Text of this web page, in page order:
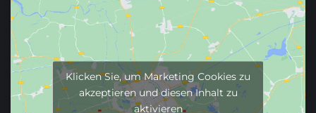
Klicken Sie, um Marketing Cookies zu
akzeptieren und diesen Inhalt zu
aktivieren